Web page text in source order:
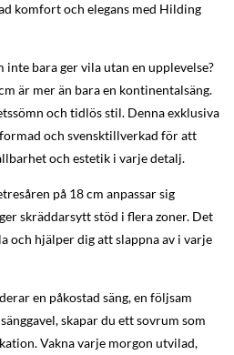
komfort och elegans med Hilding
inte bara ger vila utan en upplevelse?
är mer än bara en kontinentalsäng.
och tidlös stil. Denna exklusiva
och svensktillverkad för att
och estetik i varje detalj.
på 18 cm anpassar sig
skräddarsytt stöd i flera zoner. Det
och hjälper dig att slappna av i varje
en påkostad säng, en följsam
skapar du ett sovrum som
Vakna varje morgon utvilad,